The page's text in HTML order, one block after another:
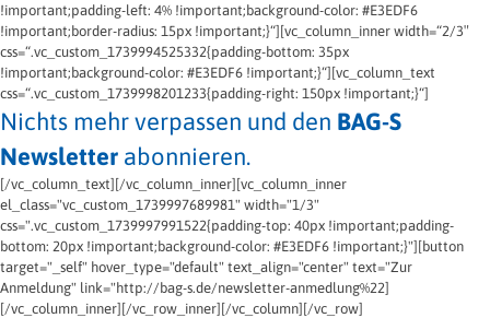
!important;padding-left: 4% !important;background-color: #E3EDF6
!important;border-radius: 15px !important;}“][vc_column_inner width=“2/3″
css=“.vc_custom_1739994525332{padding-bottom: 35px
!important;background-color: #E3EDF6 !important;}“][vc_column_text
css=“.vc_custom_1739998201233{padding-right: 150px !important;}“]
Nichts mehr verpassen und den BAG-S
Newsletter abonnieren.
[/vc_column_text][/vc_column_inner][vc_column_inner
el_class="vc_custom_1739997689981" width="1/3"
css=".vc_custom_1739997991522{padding-top: 40px !important;padding-
bottom: 20px !important;background-color: #E3EDF6 !important;}"][button
target="_self" hover_type="default" text_align="center" text="Zur
Anmeldung" link="http://bag-s.de/newsletter-anmedlung%22]
[/vc_column_inner][/vc_row_inner][/vc_column][/vc_row]